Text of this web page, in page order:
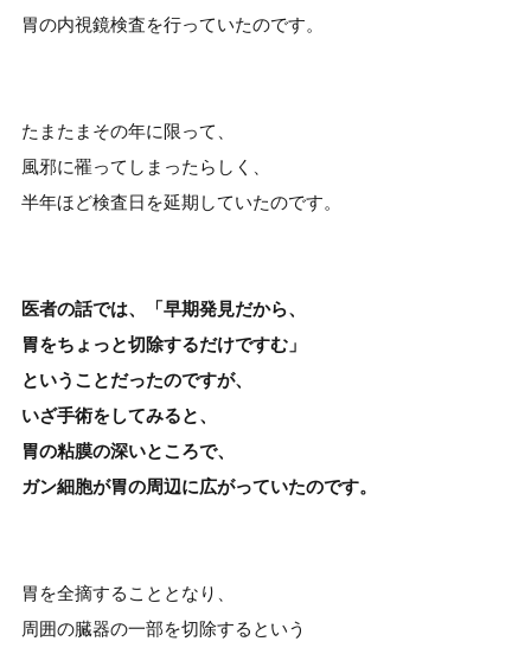
胃の内視鏡検査を行っていたのです。
たまたまその年に限って、
風邪に罹ってしまったらしく、
半年ほど検査日を延期していたのです。
医者の話では、「早期発見だから、
胃をちょっと切除するだけですむ」
ということだったのですが、
いざ手術をしてみると、
胃の粘膜の深いところで、
ガン細胞が胃の周辺に広がっていたのです。
胃を全摘することとなり、
周囲の臓器の一部を切除するという